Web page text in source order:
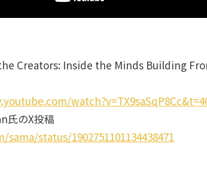
Creators: Inside the Minds Building
氏のX投稿
status/1902751101134438471